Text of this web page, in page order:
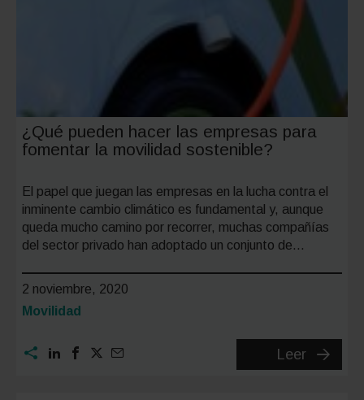
¿Qué pueden hacer las empresas para
fomentar la movilidad sostenible?
El papel que juegan las empresas en la lucha contra el
inminente cambio climático es fundamental y, aunque
queda mucho camino por recorrer, muchas compañías
del sector privado han adoptado un conjunto de…
2 noviembre, 2020
Categoría:
Movilidad
Leer
¿Qué